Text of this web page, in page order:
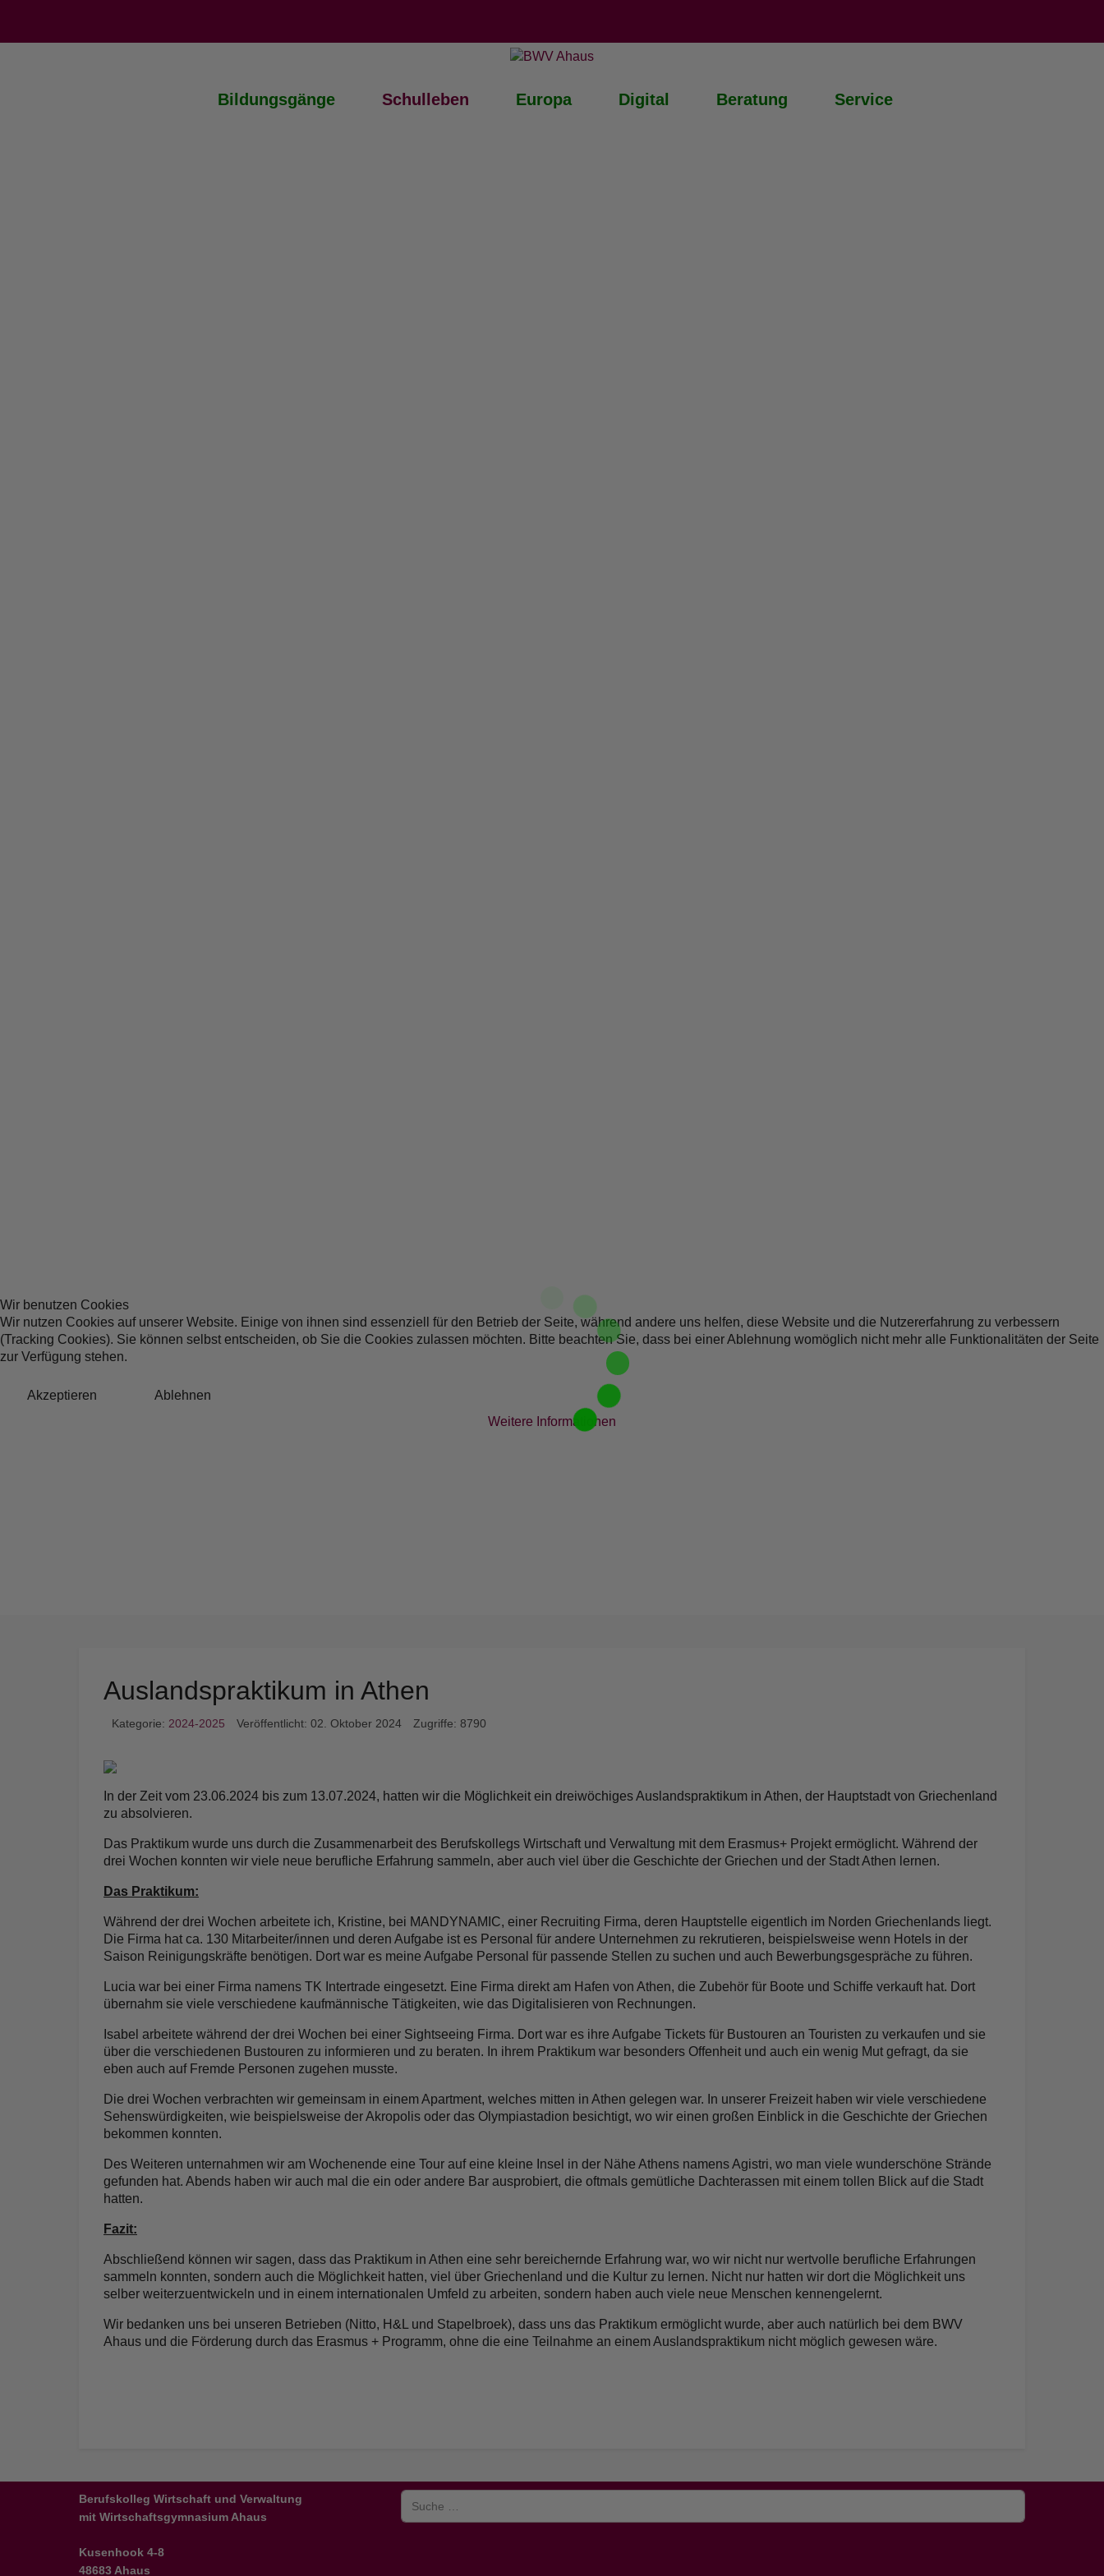
Bildungsgänge Schulleben Europa Digital Beratung Service
Auslandspraktikum in Athen
Kategorie: 2024-2025 Veröffentlicht: 02. Oktober 2024 Zugriffe: 8790
In der Zeit vom 23.06.2024 bis zum 13.07.2024, hatten wir die Möglichkeit ein dreiwöchiges Auslandspraktikum in Athen, der Hauptstadt von Griechenland
zu absolvieren.
Das Praktikum wurde uns durch die Zusammenarbeit des Berufskollegs Wirtschaft und Verwaltung mit dem Erasmus+ Projekt ermöglicht. Während der
drei Wochen konnten wir viele neue berufliche Erfahrung sammeln, aber auch viel über die Geschichte der Griechen und der Stadt Athen lernen.
Das Praktikum:
Während der drei Wochen arbeitete ich, Kristine, bei MANDYNAMIC, einer Recruiting Firma, deren Hauptstelle eigentlich im Norden Griechenlands liegt.
Die Firma hat ca. 130 Mitarbeiter/innen und deren Aufgabe ist es Personal für andere Unternehmen zu rekrutieren, beispielsweise wenn Hotels in der
Saison Reinigungskräfte benötigen. Dort war es meine Aufgabe Personal für passende Stellen zu suchen und auch Bewerbungsgespräche zu führen.
Lucia war bei einer Firma namens TK Intertrade eingesetzt. Eine Firma direkt am Hafen von Athen, die Zubehör für Boote und Schiffe verkauft hat. Dort
übernahm sie viele verschiedene kaufmännische Tätigkeiten, wie das Digitalisieren von Rechnungen.
Isabel arbeitete während der drei Wochen bei einer Sightseeing Firma. Dort war es ihre Aufgabe Tickets für Bustouren an Touristen zu verkaufen und sie
über die verschiedenen Bustouren zu informieren und zu beraten. In ihrem Praktikum war besonders Offenheit und auch ein wenig Mut gefragt, da sie
eben auch auf Fremde Personen zugehen musste.
Die drei Wochen verbrachten wir gemeinsam in einem Apartment, welches mitten in Athen gelegen war. In unserer Freizeit haben wir viele verschiedene
Sehenswürdigkeiten, wie beispielsweise der Akropolis oder das Olympiastadion besichtigt, wo wir einen großen Einblick in die Geschichte der Griechen
bekommen konnten.
Des Weiteren unternahmen wir am Wochenende eine Tour auf eine kleine Insel in der Nähe Athens namens Agistri, wo man viele wunderschöne Strände
gefunden hat. Abends haben wir auch mal die ein oder andere Bar ausprobiert, die oftmals gemütliche Dachterassen mit einem tollen Blick auf die Stadt
hatten.
Fazit:
Abschließend können wir sagen, dass das Praktikum in Athen eine sehr bereichernde Erfahrung war, wo wir nicht nur wertvolle berufliche Erfahrungen
sammeln konnten, sondern auch die Möglichkeit hatten, viel über Griechenland und die Kultur zu lernen. Nicht nur hatten wir dort die Möglichkeit uns
selber weiterzuentwickeln und in einem internationalen Umfeld zu arbeiten, sondern haben auch viele neue Menschen kennengelernt.
Wir bedanken uns bei unseren Betrieben (Nitto, H&L und Stapelbroek), dass uns das Praktikum ermöglicht wurde, aber auch natürlich bei dem BWV
Ahaus und die Förderung durch das Erasmus + Programm, ohne die eine Teilnahme an einem Auslandspraktikum nicht möglich gewesen wäre.
Berufskolleg Wirtschaft und Verwaltung
mit Wirtschaftsgymnasium Ahaus
Kusenhook 4-8
48683 Ahaus
Suchen
Wir benutzen Cookies
Wir nutzen Cookies auf unserer Website. Einige von ihnen sind essenziell für den Betrieb der Seite, während andere uns helfen, diese Website und die Nutzererfahrung zu verbessern
(Tracking Cookies). Sie können selbst entscheiden, ob Sie die Cookies zulassen möchten. Bitte beachten Sie, dass bei einer Ablehnung womöglich nicht mehr alle Funktionalitäten der Seite
zur Verfügung stehen.
Akzeptieren
Ablehnen
Weitere Informationen